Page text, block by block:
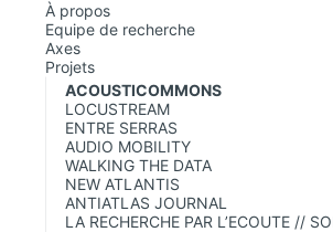
À propos
Equipe de recherche
Axes
Projets
ACOUSTICOMMONS
LOCUSTREAM
ENTRE SERRAS
AUDIO MOBILITY
WALKING THE DATA
NEW ATLANTIS
ANTIATLAS JOURNAL
LA RECHERCHE PAR L’ECOUTE //